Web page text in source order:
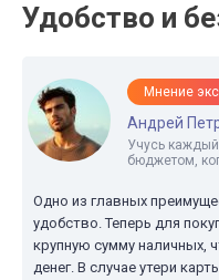
Удобство и
Мнение
Андрей
Учусь каждый
бюджетом,
Одно из главных
удобство. Теперь для
крупную сумму наличных,
денег. В случае утери